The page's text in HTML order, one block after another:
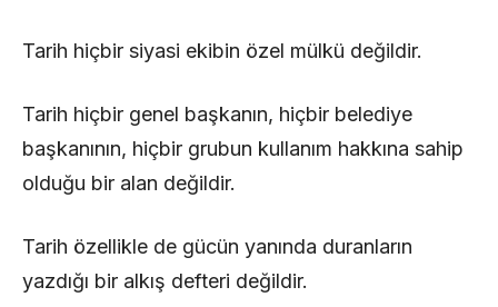
Tarih hiçbir siyasi ekibin özel mülkü değildir.
Tarih hiçbir genel başkanın, hiçbir belediye
başkanının, hiçbir grubun kullanım hakkına sahip
olduğu bir alan değildir.
Tarih özellikle de gücün yanında duranların
yazdığı bir alkış defteri değildir.